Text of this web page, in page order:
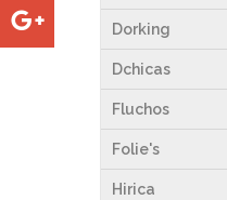
Dorking
Dchicas
Fluchos
Folie's
Hirica